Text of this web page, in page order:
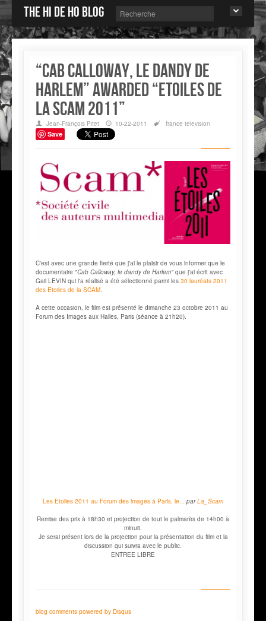
The Hi de Ho blog
“Cab Calloway, le dandy de
Harlem” awarded “Etoiles de
la SCAM 2011”
Jean-François Pitet 10-22-2011 france television
Save
C'est avec une grande fierté que j'ai le plaisir de vous informer que le
documentaire "Cab Calloway, le dandy de Harlem" que j'ai écrit avec
Gail LEVIN qui l'a réalisé a été sélectionné parmi les 30 lauréats 2011
des Etoiles de la SCAM
A cette occasion, le film est présenté le dimanche 23 octobre 2011 au
Forum des Images aux Halles, Paris (séance à 21h20).
Les Etoiles 2011 au Forum des images à Paris, le... parLa_Scam
Remise des prix à 18h30 et projection de tout le palmarès de 14h00 à
minuit.
Je serai présent lors de la projection pour la présentation du film et la
discussion qui suivra avec le public.
ENTREE LIBRE
blog comments powered by Disqus